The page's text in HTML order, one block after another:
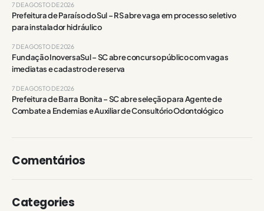
Prefeitura de Paraíso do Sul – RS abre vaga em processo seletivo
para instalador hidráulico
7 DE AGOSTO DE 2026
Fundação InoversaSul – SC abre concurso público com vagas
imediatas e cadastro de reserva
7 DE AGOSTO DE 2026
Prefeitura de Barra Bonita – SC abre seleção para Agente de
Combate a Endemias e Auxiliar de Consultório Odontológico
7 DE AGOSTO DE 2026
Comentários
Categories